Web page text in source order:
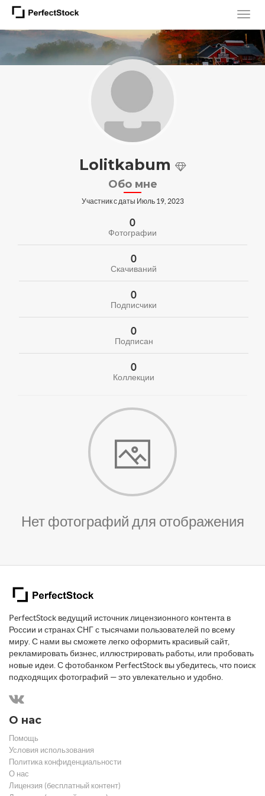
Lolitkabum
Обо мне
Участник с даты Июль 19, 2023
0
Фотографии
0
Скачиваний
0
Подписчики
0
Подписан
0
Коллекции
Нет фотографий для отображения
PerfectStock ведущий источник лицензионного контента в
России и странах СНГ с тысячами пользователей по всему
миру. С нами вы сможете легко оформить красивый сайт,
рекламировать бизнес, иллюстрировать работы, или пробовать
новые идеи. С фотобанком PerfectStock вы убедитесь, что поиск
подходящих фотографий — это увлекательно и удобно.
О нас
Помощь
Условия использования
Политика конфиденциальности
О нас
Лицензия (бесплатный контент)